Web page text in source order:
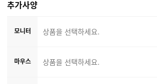
추가사양
모니터 상품을 선택하세요.
마우스 상품을 선택하세요.